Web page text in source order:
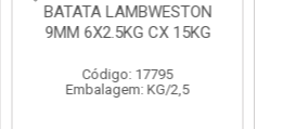
BATATA LAMBWESTON
9MM 6X2.5KG CX 15KG
Código: 17795
Embalagem: KG/2,5